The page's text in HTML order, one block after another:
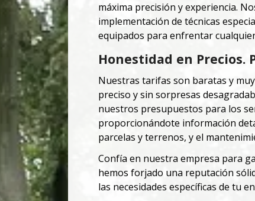
máxima precisión y experiencia.
implementación de técnicas
equipados para enfrentar
Honestidad en Precios.
Nuestras tarifas son baratas y
preciso y sin sorpresas
nuestros presupuestos para los
proporcionándote información
parcelas y terrenos, y el
Confía en nuestra empresa para
hemos forjado una reputación
las necesidades específicas de tu